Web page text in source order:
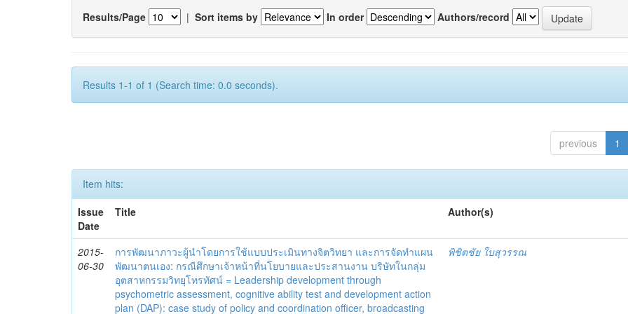
Results/Page | Sort items by In order Authors/record
Results 1-1 of 1 (Search time: 0.0 seconds).
previous 1
Item hits:
Issue
Date
Title Author(s)
2015-
06-30
การพัฒนาภาวะผู้นำโดยการใช้แบบประเมินทางจิตวิทยา และการจัดทำแผน
พัฒนาตนเอง: กรณีศึกษาเจ้าหน้าที่นโยบายและประสานงาน บริษัทในกลุ่ม
อุตสาหกรรมวิทยุโทรทัศน์ = Leadership development through
psychometric assessment, cognitive ability test and development action
plan (DAP): case study of policy and coordination officer, broadcasting
พิชิตชัย ใบสุวรรณ